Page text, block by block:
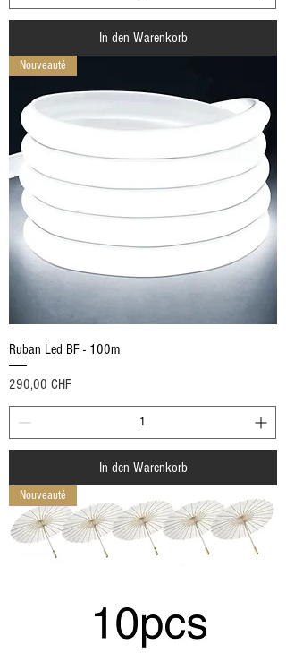
In den Warenkorb
Nouveauté
Ruban Led BF - 100m
Preis
290,00 CHF
In den Warenkorb
Nouveauté